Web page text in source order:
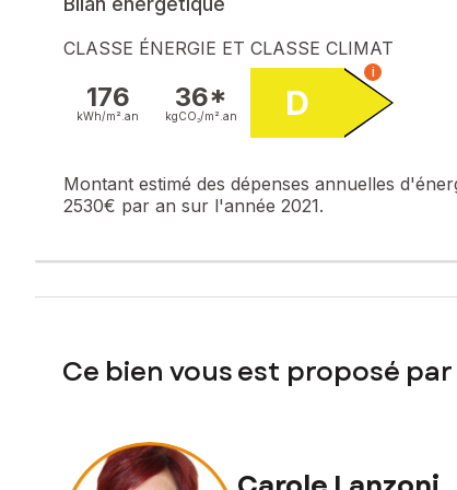
Honoraires charge vendeur
Contactez votre conseiller SAFTI : Carole LANZONI,
CLASSE ÉNERGIE ET CLASSE CLIMAT
176
kWh/m². an
36*
kgCO₂/m². an D
i
Montant estimé des dépenses annuelles
2530€ par an sur l'année 2021.
Ce bien vous est proposé par